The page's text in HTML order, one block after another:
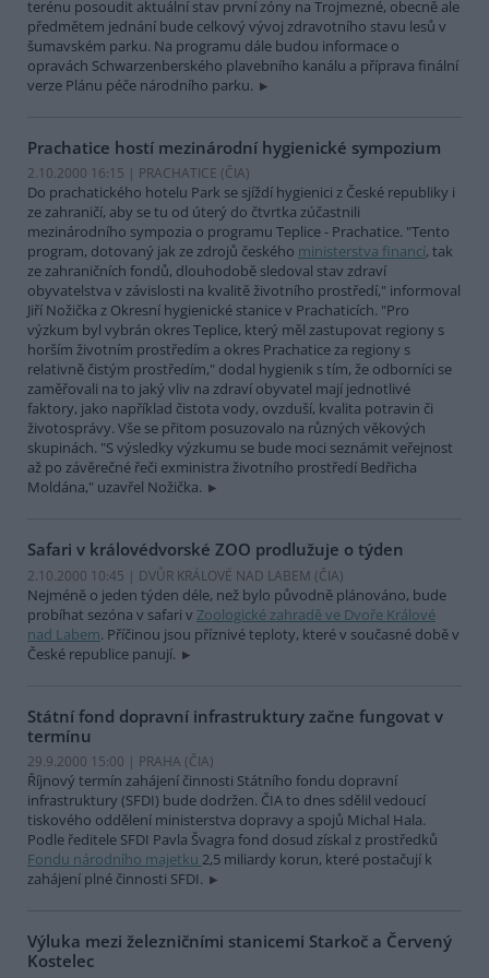
terénu posoudit aktuální stav první zóny na Trojmezné, obecně ale
předmětem jednání bude celkový vývoj zdravotního stavu lesů v
šumavském parku. Na programu dále budou informace o
opravách Schwarzenberského plavebního kanálu a příprava finální
verze Plánu péče národního parku.
Prachatice hostí mezinárodní hygienické sympozium
2.10.2000 16:15 | PRACHATICE (ČIA)
Do prachatického hotelu Park se sjíždí hygienici z České republiky i
ze zahraničí, aby se tu od úterý do čtvrtka zúčastnili
mezinárodního sympozia o programu Teplice - Prachatice. "Tento
program, dotovaný jak ze zdrojů českého ministerstva financí, tak
ze zahraničních fondů, dlouhodobě sledoval stav zdraví
obyvatelstva v závislosti na kvalitě životního prostředí," informoval
Jiří Nožička z Okresní hygienické stanice v Prachaticích. "Pro
výzkum byl vybrán okres Teplice, který měl zastupovat regiony s
horším životním prostředím a okres Prachatice za regiony s
relativně čistým prostředím," dodal hygienik s tím, že odborníci se
zaměřovali na to jaký vliv na zdraví obyvatel mají jednotlivé
faktory, jako například čistota vody, ovzduší, kvalita potravin či
životosprávy. Vše se přitom posuzovalo na různých věkových
skupinách. "S výsledky výzkumu se bude moci seznámit veřejnost
až po závěrečné řeči exministra životního prostředí Bedřicha
Moldána," uzavřel Nožička.
Safari v královédvorské ZOO prodlužuje o týden
2.10.2000 10:45 | DVŮR KRÁLOVÉ NAD LABEM (ČIA)
Nejméně o jeden týden déle, než bylo původně plánováno, bude
probíhat sezóna v safari v Zoologické zahradě ve Dvoře Králové
nad Labem. Příčinou jsou příznivé teploty, které v současné době v
České republice panují.
Státní fond dopravní infrastruktury začne fungovat v
termínu
29.9.2000 15:00 | PRAHA (ČIA)
Říjnový termín zahájení činnosti Státního fondu dopravní
infrastruktury (SFDI) bude dodržen. ČIA to dnes sdělil vedoucí
tiskového oddělení ministerstva dopravy a spojů Michal Hala.
Podle ředitele SFDI Pavla Švagra fond dosud získal z prostředků
Fondu národního majetku 2,5 miliardy korun, které postačují k
zahájení plné činnosti SFDI.
Výluka mezi železničními stanicemi Starkoč a Červený
Kostelec